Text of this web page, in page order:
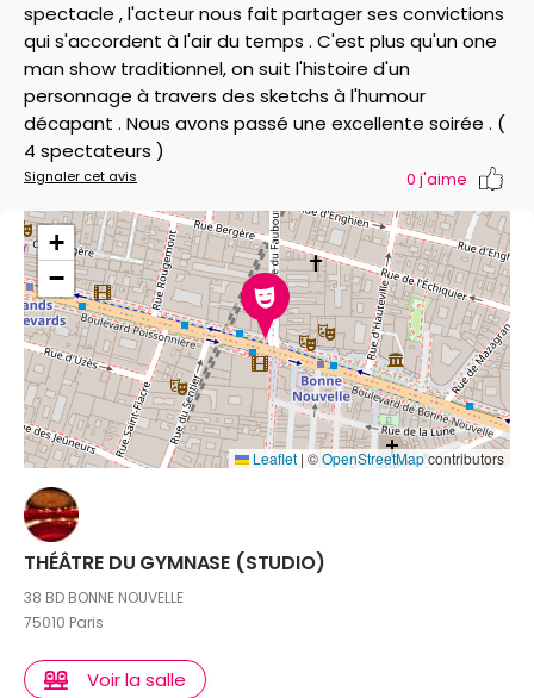
spectacle , l'acteur nous fait partager ses convictions
qui s'accordent à l'air du temps . C'est plus qu'un one
man show traditionnel, on suit l'histoire d'un
personnage à travers des sketchs à l'humour
décapant . Nous avons passé une excellente soirée . (
4 spectateurs )
Signaler cet avis 0 j'aime
+
−
Leaflet | ©OpenStreetMapcontributors
THÉÂTRE DU GYMNASE (STUDIO)
38 BD BONNE NOUVELLE
75010 Paris
Voir la salle